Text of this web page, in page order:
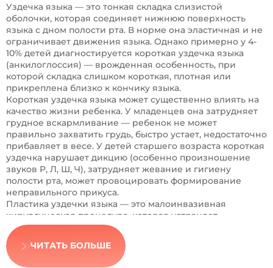
Уздечка языка — это тонкая складка слизистой
оболочки, которая соединяет нижнюю поверхность
языка с дном полости рта. В норме она эластичная и не
ограничивает движения языка. Однако примерно у 4-
10% детей диагностируется короткая уздечка языка
(анкилоглоссия) — врожденная особенность, при
которой складка слишком короткая, плотная или
прикреплена близко к кончику языка.
Короткая уздечка языка может существенно влиять на
качество жизни ребенка. У младенцев она затрудняет
грудное вскармливание — ребенок не может
правильно захватить грудь, быстро устает, недостаточно
прибавляет в весе. У детей старшего возраста короткая
уздечка нарушает дикцию (особенно произношение
звуков Р, Л, Ш, Ч), затрудняет жевание и гигиену
полости рта, может провоцировать формирование
неправильного прикуса.
Пластика уздечки языка — это малоинвазивная
хирургическая процедура, которая устраняет
ограничение подвижности языка. Современные
методики позволяют провести коррекцию быстро,
безболезненно и с минимальным восстановительным
периодом. Операция занимает 10-15 минут, выполняется
ЧИТАТЬ БОЛЬШЕ